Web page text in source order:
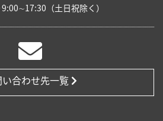
9:00∼17:30（土日祝除く）
い合わせ先一覧